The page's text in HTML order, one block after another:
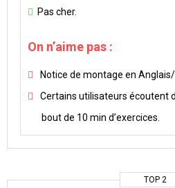
Pas cher.
On n’aime pas :
Notice de montage en Anglais/
Certains utilisateurs écoutent
bout de 10 min d’exercices.
TOP 2